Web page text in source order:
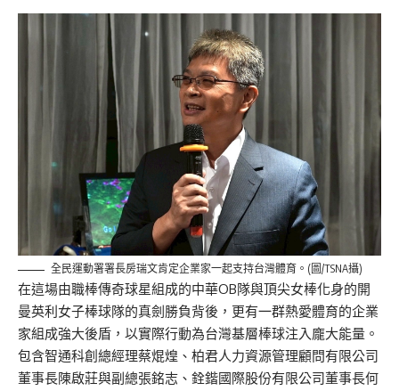
全民運動署署長房瑞文肯定企業家一起支持台灣體育。(圖/TSNA攝)
在這場由職棒傳奇球星組成的中華OB隊與頂尖女棒化身的開
曼英利女子棒球隊的真劍勝負背後，更有一群熱愛體育的企業
家組成強大後盾，以實際行動為台灣基層棒球注入龐大能量。
包含智通科創總經理蔡焜煌、柏君人力資源管理顧問有限公司
董事長陳啟莊與副總張銘志、銓鍇國際股份有限公司董事長何